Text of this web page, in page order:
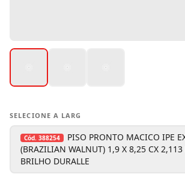
SELECIONE A LARG
Cód. 388254
PISO PRONTO MACICO IPE
(BRAZILIAN WALNUT) 1,9 X 8,25 CX
BRILHO DURALLE